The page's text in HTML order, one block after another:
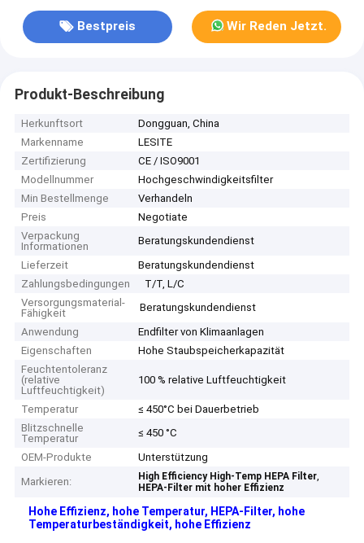
Bestpreis Wir Reden Jetzt.
Produkt-Beschreibung
Herkunftsort
Dongguan, China
Markenname
LESITE
Zertifizierung
CE / ISO9001
Modellnummer
Hochgeschwindigkeitsfilter
Min Bestellmenge
Verhandeln
Preis
Negotiate
Verpackung
Informationen
Beratungskundendienst
Lieferzeit
Beratungskundendienst
Zahlungsbedingungen
T/T, L/C
Versorgungsmaterial-
Fähigkeit
Beratungskundendienst
Anwendung
Endfilter von Klimaanlagen
Eigenschaften
Hohe Staubspeicherkapazität
Feuchtentoleranz
(relative
Luftfeuchtigkeit)
100 % relative Luftfeuchtigkeit
Temperatur
≤ 450°C bei Dauerbetrieb
Blitzschnelle
Temperatur
≤ 450 °C
OEM-Produkte
Unterstützung
Markieren:
High Efficiency High-Temp HEPA Filter,
HEPA-Filter mit hoher Effizienz
Hohe Effizienz, hohe Temperatur, HEPA-Filter, hohe
Temperaturbeständigkeit, hohe Effizienz